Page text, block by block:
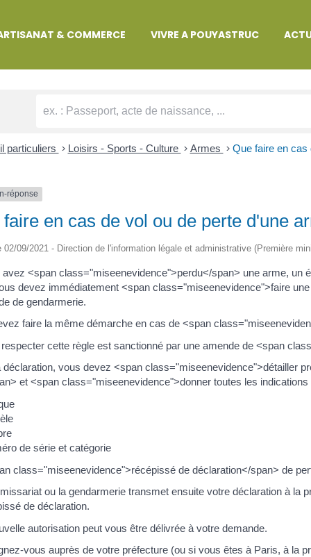
& COMMERCE VIVRE A POUYASTRUC
ADMINISTRATIVES
particuliers > Loisirs - Sports - Culture > Armes > Que faire en cas
réponse
faire en cas de vol ou de perte d'une
02/09/2021 - Direction de l'information légale et administrative (Première
avez <span class="miseenevidence">perdu</span> une arme, un
devez immédiatement <span class="miseenevidence">faire
de gendarmerie.
faire la même démarche en cas de <span
cette règle est sanctionné par une amende de <span
déclaration, vous devez <span class="miseenevidence">détailler
et <span class="miseenevidence">donner toutes les
de série et catégorie
class="miseenevidence">récépissé de déclaration</span> de
ou la gendarmerie transmet ensuite votre déclaration à la
de déclaration.
autorisation peut vous être délivrée à votre demande.
vous auprès de votre préfecture (ou si vous êtes à Paris, à la